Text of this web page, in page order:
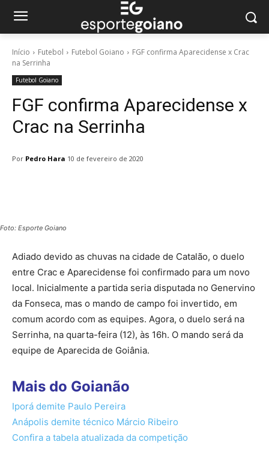
Início Futebol Futebol Goiano
FGF confirma Aparecidense x Crac
na Serrinha
Futebol Goiano
FGF confirma Aparecidense x
Crac na Serrinha
Por Pedro Hara 10 de fevereiro de 2020
Foto: Esporte Goiano
Adiado devido as chuvas na cidade de Catalão, o duelo
entre Crac e Aparecidense foi confirmado para um novo
local. Inicialmente a partida seria disputada no Genervino
da Fonseca, mas o mando de campo foi invertido, em
comum acordo com as equipes. Agora, o duelo será na
Serrinha, na quarta-feira (12), às 16h. O mando será da
equipe de Aparecida de Goiânia.
Mais do Goianão
Iporá demite Paulo Pereira
Anápolis demite técnico Márcio Ribeiro
Confira a tabela atualizada da competição